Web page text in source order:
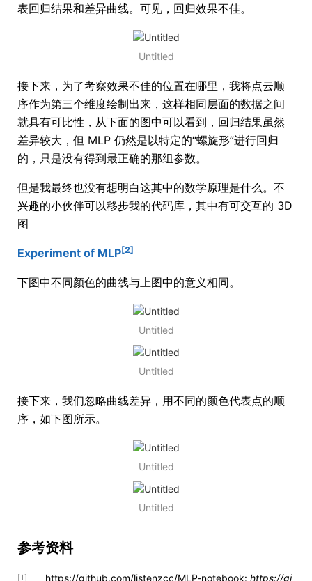
表回归结果和差异曲线。可见，回归效果不佳。
Untitled
接下来，为了考察效果不佳的位置在哪里，我将点云顺
序作为第三个维度绘制出来，这样相同层面的数据之间
就具有可比性，从下面的图中可以看到，回归结果虽然
差异较大，但 MLP 仍然是以特定的“螺旋形”进行回归
的，只是没有得到最正确的那组参数。
但是我最终也没有想明白这其中的数学原理是什么。不
兴趣的小伙伴可以移步我的代码库，其中有可交互的 3D
图
Experiment of MLP[2]
下图中不同颜色的曲线与上图中的意义相同。
Untitled
Untitled
接下来，我们忽略曲线差异，用不同的颜色代表点的顺
序，如下图所示。
Untitled
Untitled
参考资料
[1] https://github.com/listenzcc/MLP-notebook: https://gi